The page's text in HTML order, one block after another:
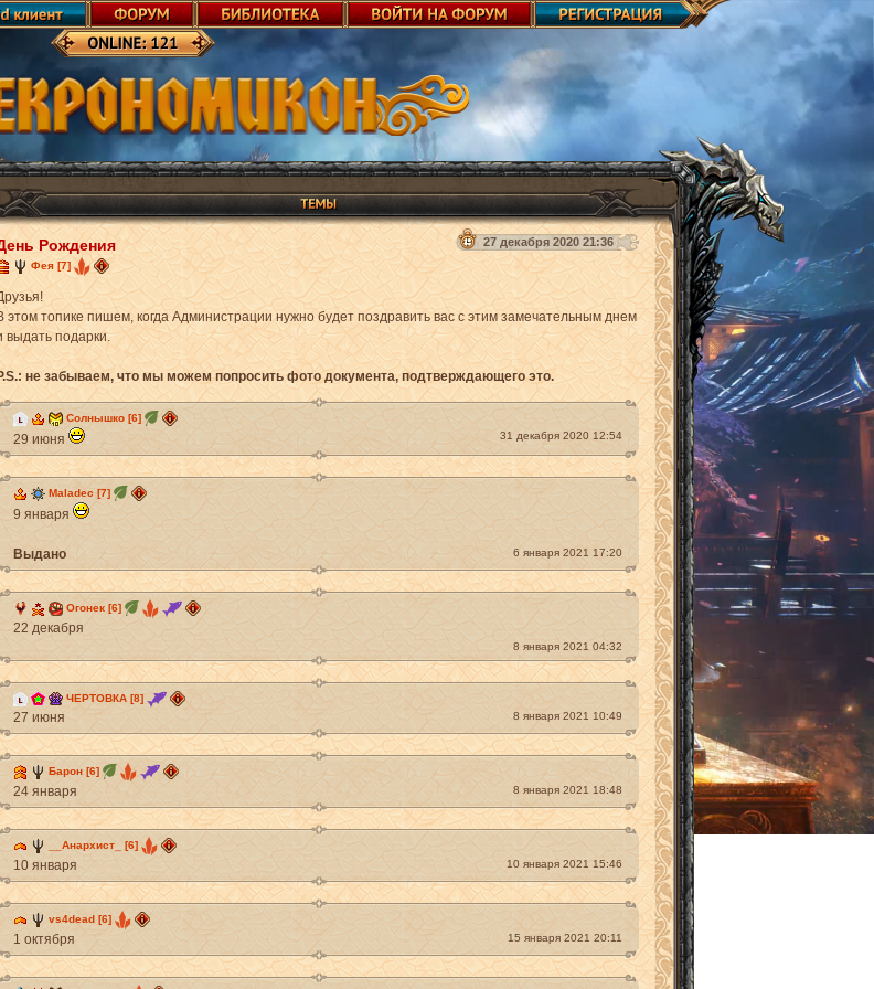
Рождения 27 декабря 2020 21:36
Фея [7]
этом топике пишем, когда Администрации нужно будет поздравить вас с этим замечательным днем
выдать подарки.
не забываем, что мы можем попросить фото документа, подтверждающего это.
Солнышко [6]
29 июня 31 декабря 2020 12:54
Maladec [7]
9 января
Выдано 6 января 2021 17:20
Огонек [6]
22 декабря
8 января 2021 04:32
ЧЕРТОВКА [8]
27 июня 8 января 2021 10:49
Барон [6]
24 января 8 января 2021 18:48
__Анархист_ [6]
10 января 10 января 2021 15:46
vs4dead [6]
1 октября 15 января 2021 20:11